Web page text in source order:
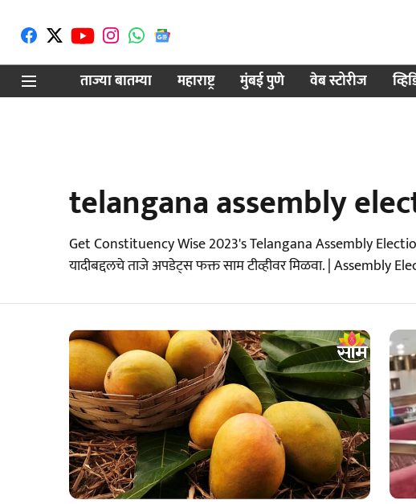
ताज्या बातम्या
महाराष्ट्र मुंबई पुणे वेब स्टोरीज
telangana assembly
Get Constituency Wise 2023's Telangana Assembly
यादीबद्दलचे ताजे अपडेट्स फक्त साम टीव्हीवर मिळवा. | Assembly